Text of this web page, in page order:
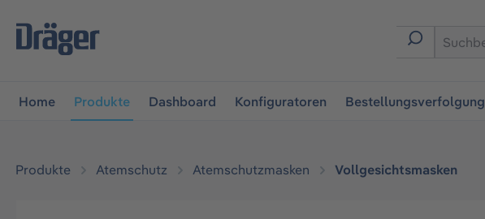
springen
Home Produkte Dashboard Konfiguratoren Bestellungsverfolgung
Produkte Atemschutz Atemschutzmasken Vollgesichtsmasken